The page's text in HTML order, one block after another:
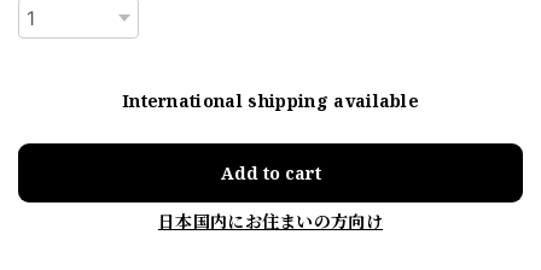
International shipping available
Add to cart
日本国内にお住まいの方向け